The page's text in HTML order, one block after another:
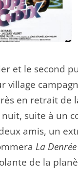
et le second
village
en retrait de
suite à un
amis, un
La Denrée
de la